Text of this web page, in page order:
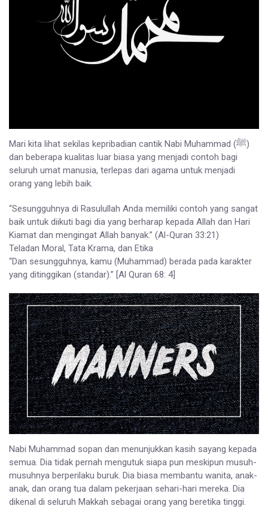
Mari kita lihat sekilas kepribadian cantik Nabi Muhammad (ﷺ)
dan beberapa kualitas luar biasa yang menjadi contoh bagi
seluruh umat manusia, terlepas dari agama untuk menjadi
orang yang lebih baik.
“Sesungguhnya di Rasulullah Anda memiliki contoh yang sangat
baik untuk diikuti bagi dia yang berharap kepada Allah dan Hari
Kiamat dan mengingat Allah banyak.” (Al-Quran 33:21)
Teladan Moral, Tata Krama, dan Etika
“Dan sesungguhnya, kamu (Muhammad) berada pada karakter
yang ditinggikan (standar).” [Al Quran 68: 4]
Nabi Muhammad sopan dan menunjukkan kasih sayang kepada
semua. Dia tidak pernah mengutuk siapa pun meskipun musuh-
musuhnya berperilaku buruk. Dia biasa membantu wanita, anak-
anak, dan orang tua dalam pekerjaan sehari-hari mereka. Dia
dikenal di seluruh Makkah sebagai orang yang beretika tinggi.